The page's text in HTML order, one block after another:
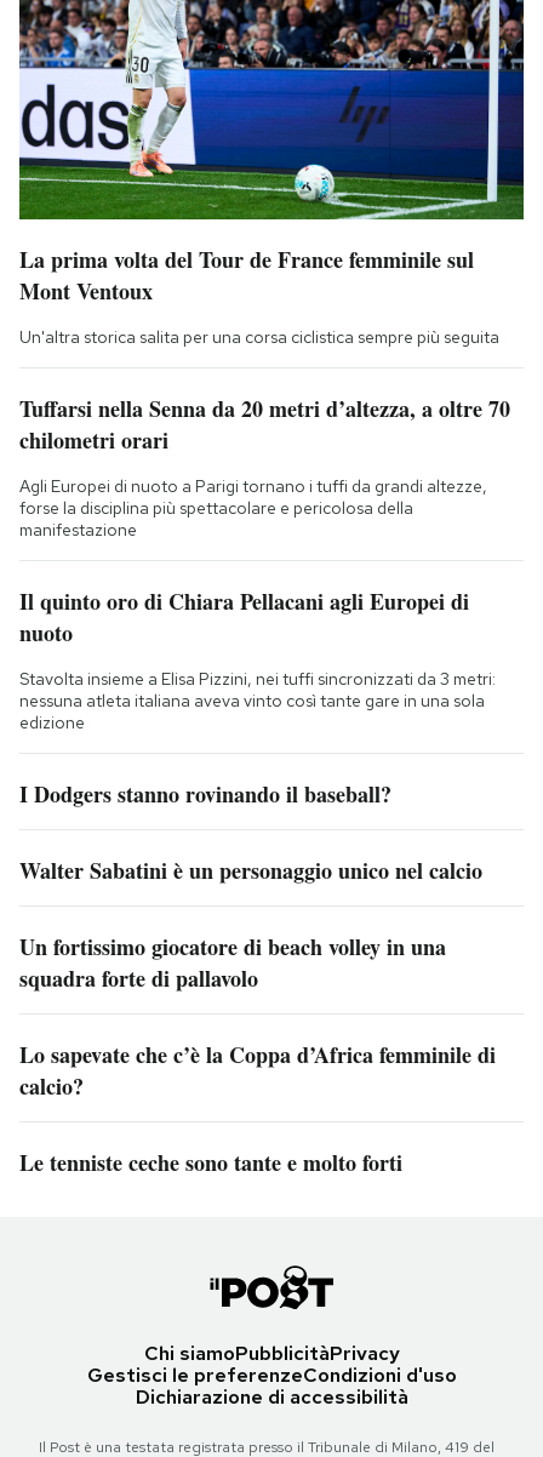
La prima volta del Tour de France femminile sul
Mont Ventoux
Un'altra storica salita per una corsa ciclistica sempre più seguita
Tuffarsi nella Senna da 20 metri d’altezza, a oltre 70
chilometri orari
Agli Europei di nuoto a Parigi tornano i tuffi da grandi altezze,
forse la disciplina più spettacolare e pericolosa della
manifestazione
Il quinto oro di Chiara Pellacani agli Europei di
nuoto
Stavolta insieme a Elisa Pizzini, nei tuffi sincronizzati da 3 metri:
nessuna atleta italiana aveva vinto così tante gare in una sola
edizione
I Dodgers stanno rovinando il baseball?
Walter Sabatini è un personaggio unico nel calcio
Un fortissimo giocatore di beach volley in una
squadra forte di pallavolo
Lo sapevate che c’è la Coppa d’Africa femminile di
calcio?
Le tenniste ceche sono tante e molto forti
Chi siamoPubblicitàPrivacy
Gestisci le preferenzeCondizioni d'uso
Dichiarazione di accessibilità
Il Post è una testata registrata presso il Tribunale di Milano, 419 del